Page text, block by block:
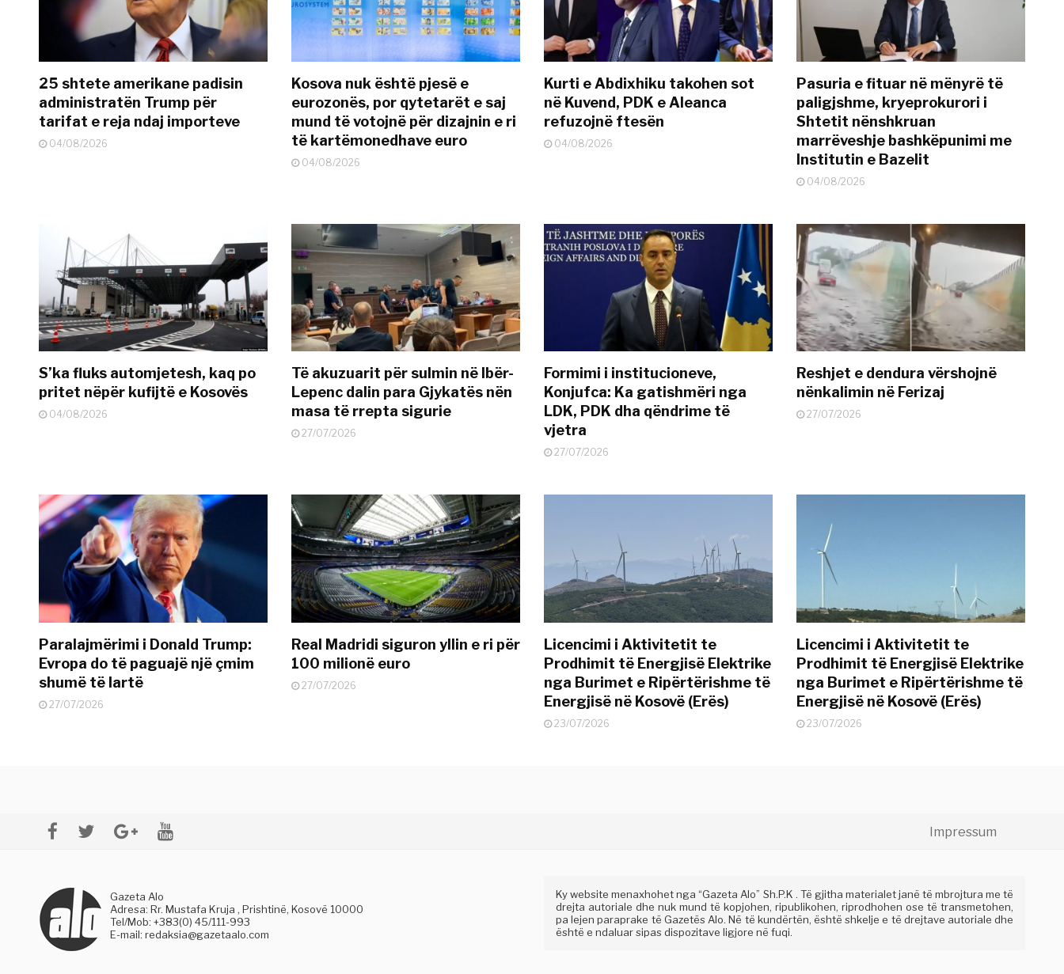
25 shtete amerikane padisin
administratën Trump për
tarifat e reja ndaj importeve
04/08/2026
Kosova nuk është pjesë e
eurozonës, por qytetarët e saj
mund të votojnë për dizajnin e ri
të kartëmonedhave euro
04/08/2026
Kurti e Abdixhiku takohen sot
në Kuvend, PDK e Aleanca
refuzojnë ftesën
04/08/2026
Pasuria e fituar në mënyrë të
paligjshme, kryeprokurori i
Shtetit nënshkruan
marrëveshje bashkëpunimi me
Institutin e Bazelit
04/08/2026
S’ka fluks automjetesh, kaq po
pritet nëpër kufijtë e Kosovës
04/08/2026
Të akuzuarit për sulmin në Ibër-
Lepenc dalin para Gjykatës nën
masa të rrepta sigurie
27/07/2026
Formimi i institucioneve,
Konjufca: Ka gatishmëri nga
LDK, PDK dha qëndrime të
vjetra
27/07/2026
Reshjet e dendura vërshojnë
nënkalimin në Ferizaj
27/07/2026
Paralajmërimi i Donald Trump:
Evropa do të paguajë një çmim
shumë të lartë
27/07/2026
Real Madridi siguron yllin e ri për
100 milionë euro
27/07/2026
Licencimi i Aktivitetit te
Prodhimit të Energjisë Elektrike
nga Burimet e Ripërtërishme të
Energjisë në Kosovë (Erës)
23/07/2026
Licencimi i Aktivitetit te
Prodhimit të Energjisë Elektrike
nga Burimet e Ripërtërishme të
Energjisë në Kosovë (Erës)
23/07/2026
Impressum
Gazeta Alo
Adresa: Rr. Mustafa Kruja , Prishtinë, Kosovë 10000
Tel/Mob: +383(0) 45/111-993
E-mail: redaksia@gazetaalo.com
Ky website menaxhohet nga “Gazeta Alo” Sh.P.K . Të gjitha materialet janë të mbrojtura me të
drejta autoriale dhe nuk mund të kopjohen, ripublikohen, riprodhohen ose të transmetohen,
pa lejen paraprake të Gazetës Alo. Në të kundërtën, është shkelje e të drejtave autoriale dhe
është e ndaluar sipas dispozitave ligjore në fuqi.